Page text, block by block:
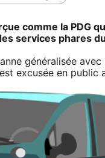
comme la PDG
services phares
généralisée
excusée en public